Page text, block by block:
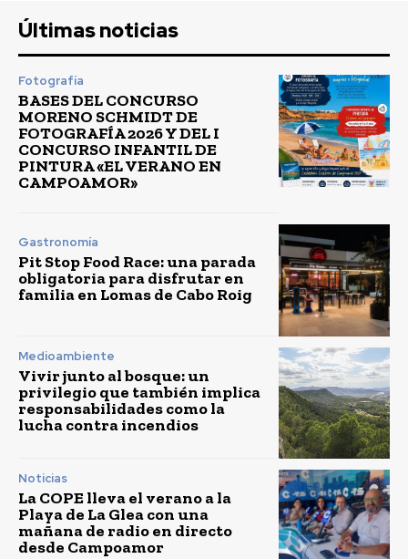
Últimas noticias
Fotografía
BASES DEL CONCURSO
MORENO SCHMIDT DE
FOTOGRAFÍA 2026 Y DEL I
CONCURSO INFANTIL DE
PINTURA «EL VERANO EN
CAMPOAMOR»
Gastronomía
Pit Stop Food Race: una parada
obligatoria para disfrutar en
familia en Lomas de Cabo Roig
Medioambiente
Vivir junto al bosque: un
privilegio que también implica
responsabilidades como la
lucha contra incendios
Noticias
La COPE lleva el verano a la
Playa de La Glea con una
mañana de radio en directo
desde Campoamor